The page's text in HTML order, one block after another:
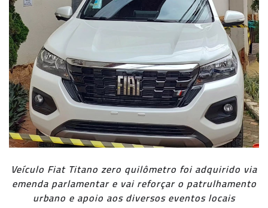
Veículo Fiat Titano zero quilômetro foi adquirido via
emenda parlamentar e vai reforçar o patrulhamento
urbano e apoio aos diversos eventos locais